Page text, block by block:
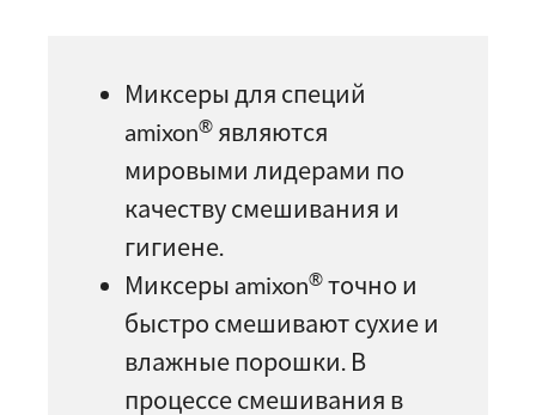
Миксеры для специй
amixon® являются
мировыми лидерами по
качеству смешивания и
гигиене.
Миксеры amixon® точно и
быстро смешивают сухие и
влажные порошки. В
процессе смешивания в